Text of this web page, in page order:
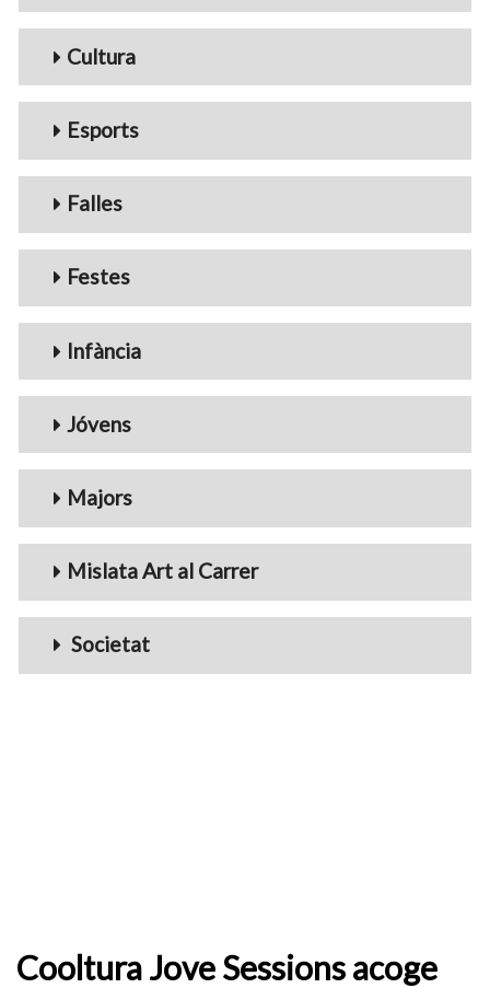
Cultura
Esports
Falles
Festes
Infància
Jóvens
Majors
Mislata Art al Carrer
Societat
Cooltura Jove Sessions acoge